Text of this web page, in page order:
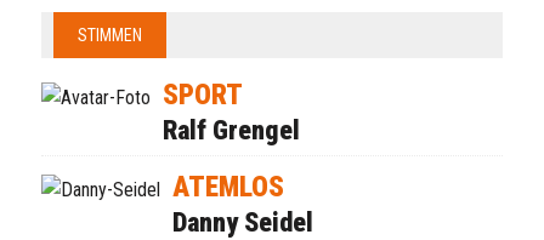
STIMMEN
SPORT
Ralf Grengel
ATEMLOS
Danny Seidel